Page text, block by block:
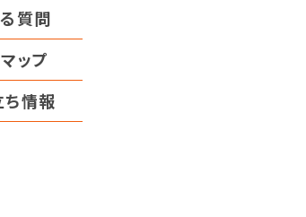
質問
ップ
ち情報